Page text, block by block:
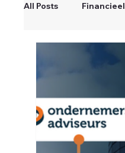
All Posts Financieel